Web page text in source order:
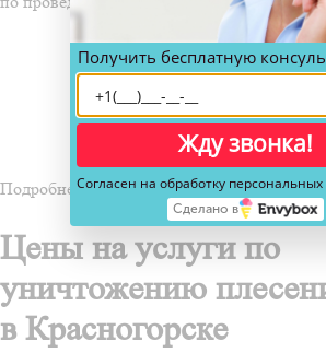
Подробнее
Цены на услуги по
уничтожению
в Красногорске
Получить бесплатную
Жду звонка!
Согласен на обработку
Сделано в